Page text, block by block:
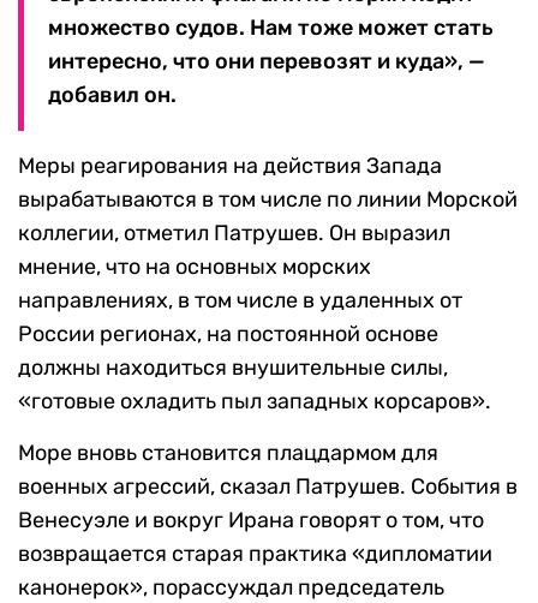
множество судов. Нам тоже может стать
интересно, что они перевозят и куда», —
добавил он.
Меры реагирования на действия Запада
вырабатываются в том числе по линии Морской
коллегии, отметил Патрушев. Он выразил
мнение, что на основных морских
направлениях, в том числе в удаленных от
России регионах, на постоянной основе
должны находиться внушительные силы,
«готовые охладить пыл западных корсаров».
Море вновь становится плацдармом для
военных агрессий, сказал Патрушев. События в
Венесуэле и вокруг Ирана говорят о том, что
возвращается старая практика «дипломатии
канонерок», порассуждал председатель